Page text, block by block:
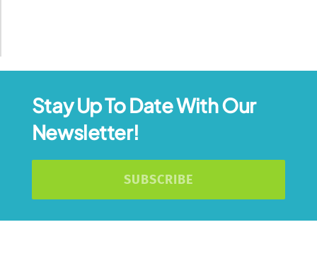
Stay Up To Date With Our
Newsletter!
SUBSCRIBE